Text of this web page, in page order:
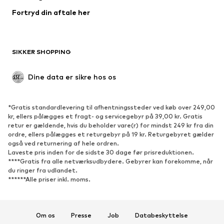
Badetøj
Upcycled mode
Nyheder
Trending
Sneakers
Ankelstøvler
Pumps & høje hæle
Støvler
Sandaler
Lave sko
Sportssko
Fortryd din aftale her
SIKKER SHOPPING
Dine data er sikre hos os
*Gratis standardlevering til afhentningssteder ved køb over 249,00
kr, ellers pålægges et fragt- og servicegebyr på 39,00 kr. Gratis
retur er gældende, hvis du beholder vare(r) for mindst 249 kr fra din
ordre, ellers pålægges et returgebyr på 19 kr. Returgebyret gælder
også ved returnering af hele ordren.
Laveste pris inden for de sidste 30 dage før prisreduktionen.
****Gratis fra alle netværksudbydere. Gebyrer kan forekomme, når
du ringer fra udlandet.
******Alle priser inkl. moms.
Om os Presse Job Databeskyttelse